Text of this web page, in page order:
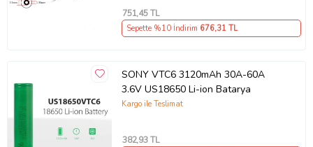
751,45 TL
Sepette %10 İndirim 676,31 TL
SONY VTC6 3120mAh 30A-60A
3.6V US18650 Li-ion Batarya
Kargo ile Teslimat
382,93 TL